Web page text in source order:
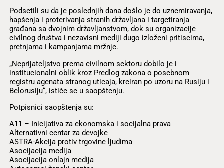
Podsetili su da je poslednjih dana došlo je do uznemiravanja,
hapšenja i proterivanja stranih državljana i targetiranja
građana sa dvojnim državljanstvom, dok su organizacije
civilnog društva i nezavisni mediji dugo izloženi pritiscima,
pretnjama i kampanjama mržnje.
„Neprijateljstvo prema civilnom sektoru dobilo je i
institucionalni oblik kroz Predlog zakona o posebnom
registru agenata stranog uticaja, kreiran po uzoru na Rusiju i
Belorusiju“, ističe se u saopštenju.
Potpisnici saopštenja su:
A11 – Inicijativa za ekonomska i socijalna prava
Alternativni centar za devojke
ASTRA-Akcija protiv trgovine ljudima
Asocijacija medija
Asocijacija onlajn medija